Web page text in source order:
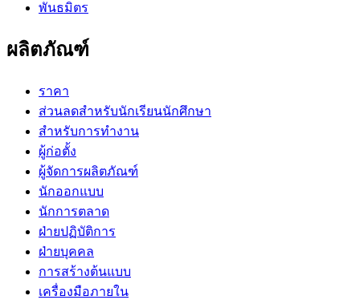
พันธมิตร
ผลิตภัณฑ์
ราคา
ส่วนลดสำหรับนักเรียนนักศึกษา
สำหรับการทำงาน
ผู้ก่อตั้ง
ผู้จัดการผลิตภัณฑ์
นักออกแบบ
นักการตลาด
ฝ่ายปฏิบัติการ
ฝ่ายบุคคล
การสร้างต้นแบบ
เครื่องมือภายใน